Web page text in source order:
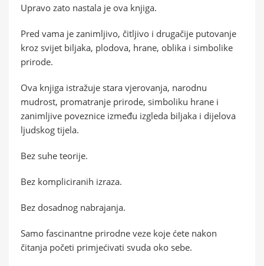
Upravo zato nastala je ova knjiga.
Pred vama je zanimljivo, čitljivo i drugačije putovanje
kroz svijet biljaka, plodova, hrane, oblika i simbolike
prirode.
Ova knjiga istražuje stara vjerovanja, narodnu
mudrost, promatranje prirode, simboliku hrane i
zanimljive poveznice između izgleda biljaka i dijelova
ljudskog tijela.
Bez suhe teorije.
Bez kompliciranih izraza.
Bez dosadnog nabrajanja.
Samo fascinantne prirodne veze koje ćete nakon
čitanja početi primjećivati svuda oko sebe.